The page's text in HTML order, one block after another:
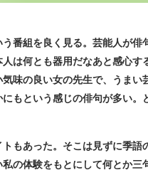
番組を良く見る。芸能人が俳
は何とも器用だなあと感心
味の良い女の先生で、うまい
もという感じの俳句が多い
もあった。そこは見ずに季語
の体験をもとにして何とか三